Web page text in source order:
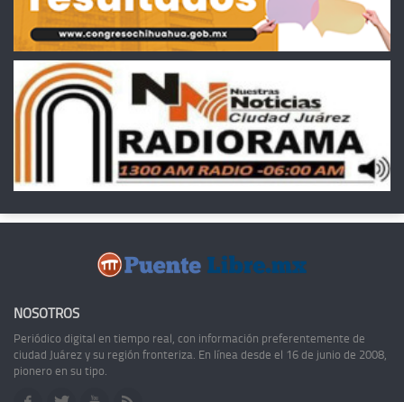
NOSOTROS
Periódico digital en tiempo real, con información preferentemente de
ciudad Juárez y su región fronteriza. En línea desde el 16 de junio de 2008,
pionero en su tipo.